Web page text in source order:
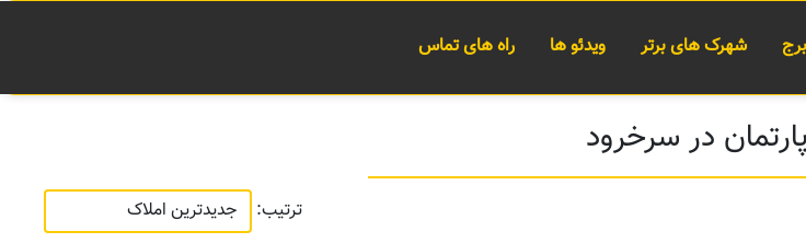
شهرک های برتر ویدئو ها راه های تماس
در سرخرود
ترتیب: